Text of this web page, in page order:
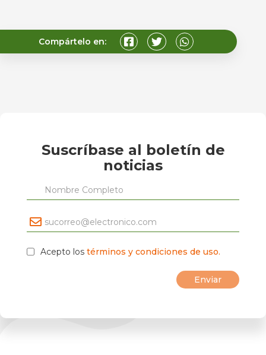
Compártelo en:
Suscríbase al boletín de
noticias
Acepto los términos y condiciones de uso.